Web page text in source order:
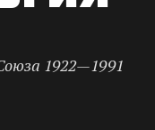
1922—1991